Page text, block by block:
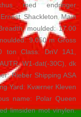
med endringer
Shackleton Main
moulded: 17.00
9.050 m Gross
ton Class: DnV 1A1,
W1-dat(-30C), dk
Rieber Shipping ASA
Yard: Kværner Kleven
name: Polar Queen
limsiden mot vinylen.